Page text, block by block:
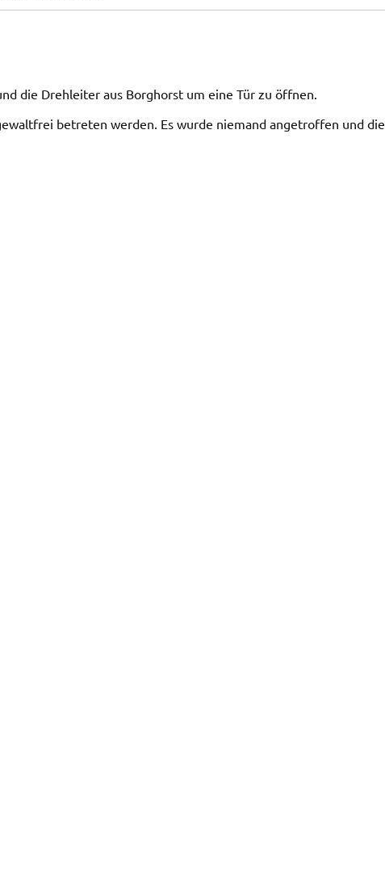
die Drehleiter aus Borghorst um eine Tür zu öffnen.
betreten werden. Es wurde niemand angetroffen und die